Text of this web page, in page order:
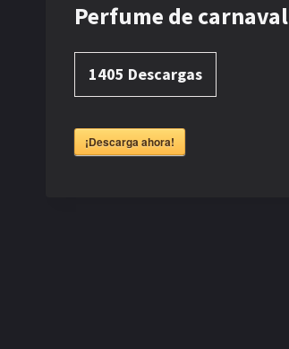
Perfume de carnaval
1405 Descargas
¡Descarga ahora!